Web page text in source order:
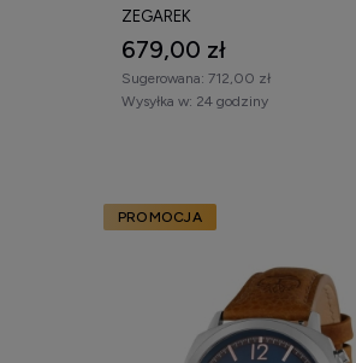
ZEGAREK
679,00 zł
Wysyłka w: 24 godziny
Sugerowana: 712,00 zł
PROMOCJA